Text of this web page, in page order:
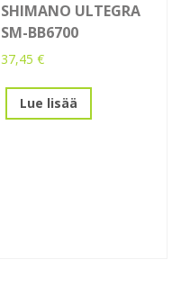
SHIMANO ULTEGRA
SM-BB6700
37,45€
Lue lisää